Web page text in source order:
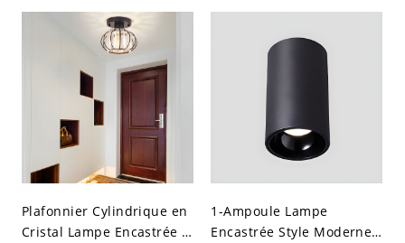
Encastré
Plafonnier Cylindrique en
Cristal Lampe Encastrée à
1-Ampoule Lampe
Encastrée Style Moderne